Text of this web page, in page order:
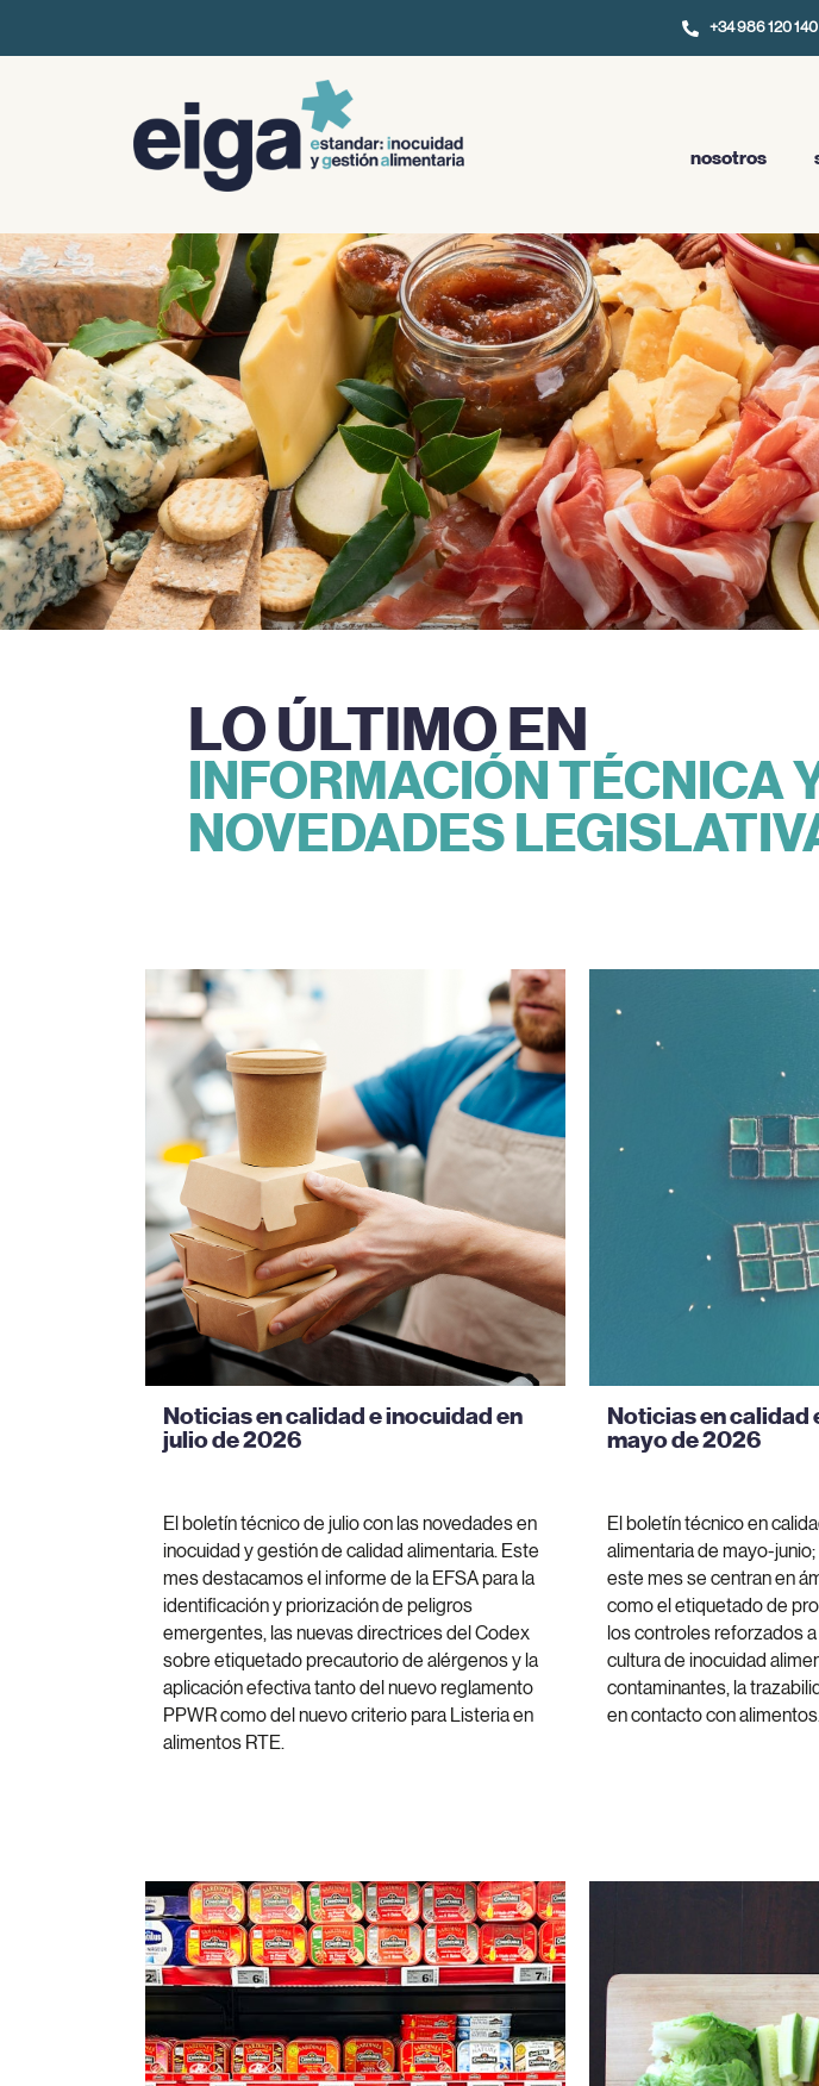
+34 986 120 140
nosotros
LO ÚLTIMO EN
INFORMACIÓN TÉCNICA
NOVEDADES
Noticias en calidad e inocuidad en
julio de 2026
El boletín técnico de julio con las novedades en
inocuidad y gestión de calidad alimentaria. Este
mes destacamos el informe de la EFSA para la
identificación y priorización de peligros
emergentes, las nuevas directrices del Codex
sobre etiquetado precautorio de alérgenos y la
aplicación efectiva tanto del nuevo reglamento
PPWR como del nuevo criterio para Listeria en
alimentos RTE.
Noticias en calidad
mayo de 2026
El boletín técnico en
alimentaria de mayo-
este mes se centran en
como el etiquetado de
los controles reforzados
cultura de inocuidad
contaminantes, la
en contacto con alimentos.